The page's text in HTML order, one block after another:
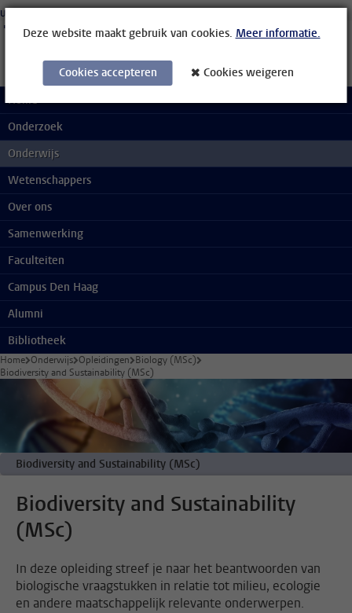
Universiteit Leiden
Home
Onderzoek
Onderwijs
Wetenschappers
Over ons
Samenwerking
Faculteiten
Campus Den Haag
Alumni
Bibliotheek
Home Onderwijs Opleidingen Biology (MSc)
Biodiversity and Sustainability (MSc)
Biodiversity and Sustainability (MSc)
Biodiversity and Sustainability
(MSc)
In deze opleiding streef je naar het beantwoorden van
biologische vraagstukken in relatie tot milieu, ecologie
en andere maatschappelijk relevante onderwerpen.
Deze website maakt gebruik van cookies. Meer informatie.
Cookies accepteren Cookies weigeren